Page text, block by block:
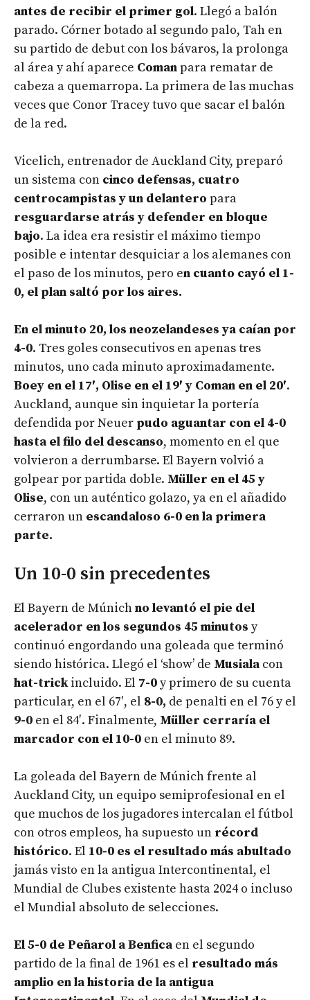
antes de recibir el primer gol. Llegó a balón
parado. Córner botado al segundo palo, Tah en
su partido de debut con los bávaros, la prolonga
al área y ahí aparece Comanpara rematar de
cabeza a quemarropa. La primera de las muchas
veces que Conor Tracey tuvo que sacar el balón
de la red.
Vicelich, entrenador de Auckland City, preparó
un sistema con cinco defensas, cuatro
centrocampistas y un delantero para
resguardarse atrás y defender en bloque
bajo. La idea era resistir el máximo tiempo
posible e intentar desquiciar a los alemanes con
el paso de los minutos, pero en cuanto cayó el 1-
0, el plan saltó por los aires.
En el minuto 20, los neozelandeses ya caían por
4-0. Tres goles consecutivos en apenas tres
minutos, uno cada minuto aproximadamente.
Boey en el 17′, Olise en el 19′ y Coman en el 20′.
Auckland, aunque sin inquietar la portería
defendida por Neuer pudo aguantar con el 4-0
hasta el filo del descanso, momento en el que
volvieron a derrumbarse. El Bayern volvió a
golpear por partida doble. Müller en el 45 y
Olise, con un auténtico golazo, ya en el añadido
cerraron un escandaloso 6-0 en la primera
parte.
Un 10-0 sin precedentes
El Bayern de Múnichno levantó el pie del
acelerador en los segundos 45 minutos y
continuó engordando una goleada que terminó
siendo histórica. Llegó el ‘show’ de Musiala con
hat-trickincluido. El 7-0y primero de su cuenta
particular, en el 67′, el 8-0, de penalti en el 76 y el
9-0 en el 84′. Finalmente, Müller cerraría el
marcador con el 10-0 en el minuto 89.
La goleada del Bayern de Múnich frente al
Auckland City, un equipo semiprofesional en el
que muchos de los jugadores intercalan el fútbol
con otros empleos, ha supuesto un récord
histórico. El 10-0 es el resultado más abultado
jamás visto en la antigua Intercontinental, el
Mundial de Clubes existente hasta 2024 o incluso
el Mundial absoluto de selecciones.
El 5-0 de Peñarol a Benfica en el segundo
partido de la final de 1961 es el resultado más
amplio en la historia de la antigua